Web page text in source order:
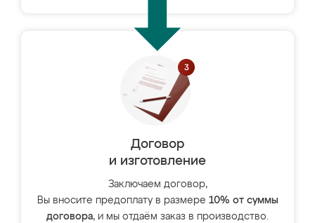
Договор
и изготовление
Заключаем договор,
Вы вносите предоплату в размере 10% от суммы
договора, и мы отдаём заказ в производство.